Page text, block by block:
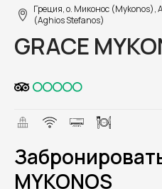
Греция, о. Миконос (Mykonos),
(Aghios Stefanos)
GRACE
MYKONOS